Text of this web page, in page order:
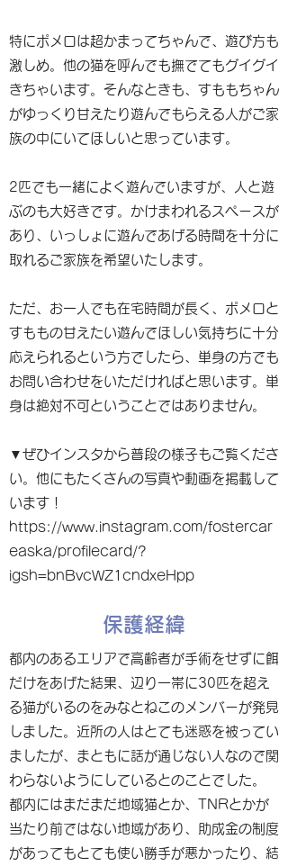
特にポメロは超かまってちゃんで、遊び方も
激しめ。他の猫を呼んでも撫でてもグイグイ
きちゃいます。そんなときも、すももちゃん
がゆっくり甘えたり遊んでもらえる人がご家
族の中にいてほしいと思っています。
2匹でも一緒によく遊んでいますが、人と遊
ぶのも大好きです。かけまわれるスペースが
あり、いっしょに遊んであげる時間を十分に
取れるご家族を希望いたします。
ただ、お一人でも在宅時間が長く、ポメロと
すももの甘えたい遊んでほしい気持ちに十分
応えられるという方でしたら、単身の方でも
お問い合わせをいただければと思います。単
身は絶対不可ということではありません。
▼ぜひインスタから普段の様子もご覧くださ
い。他にもたくさんの写真や動画を掲載して
います！
https://www.instagram.com/fostercar
easka/profilecard/?
igsh=bnBvcWZ1cndxeHpp
保護経緯
都内のあるエリアで高齢者が手術をせずに餌
だけをあげた結果、辺り一帯に30匹を超え
る猫がいるのをみなとねこのメンバーが発見
しました。近所の人はとても迷惑を被ってい
ましたが、まともに話が通じない人なので関
わらないようにしているとのことでした。
都内にはまだまだ地域猫とか、TNRとかが
当たり前ではない地域があり、助成金の制度
があってもとても使い勝手が悪かったり、結